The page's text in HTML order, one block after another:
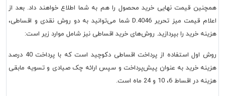
همچنین قیمت نهایی خرید محصول را هم به شما اطلاع خواهند داد. بعد از
اعلام قیمت میز تحریر D.4046 شما می‌توانید به دو روش نقدی و اقساطی،
هزینه خرید را بپردازید. روش‌های خرید اقساطی نیز شامل موارد زیر است:
روش اول استفاده از پرداخت اقساطی دکوچید است که با پرداخت 40 درصد
هزینه خرید به عنوان پیش‌پرداخت و سپس ارائه چک صیادی و تسویه مابقی
هزینه در اقساط 6، 10 و 24 ماه است.